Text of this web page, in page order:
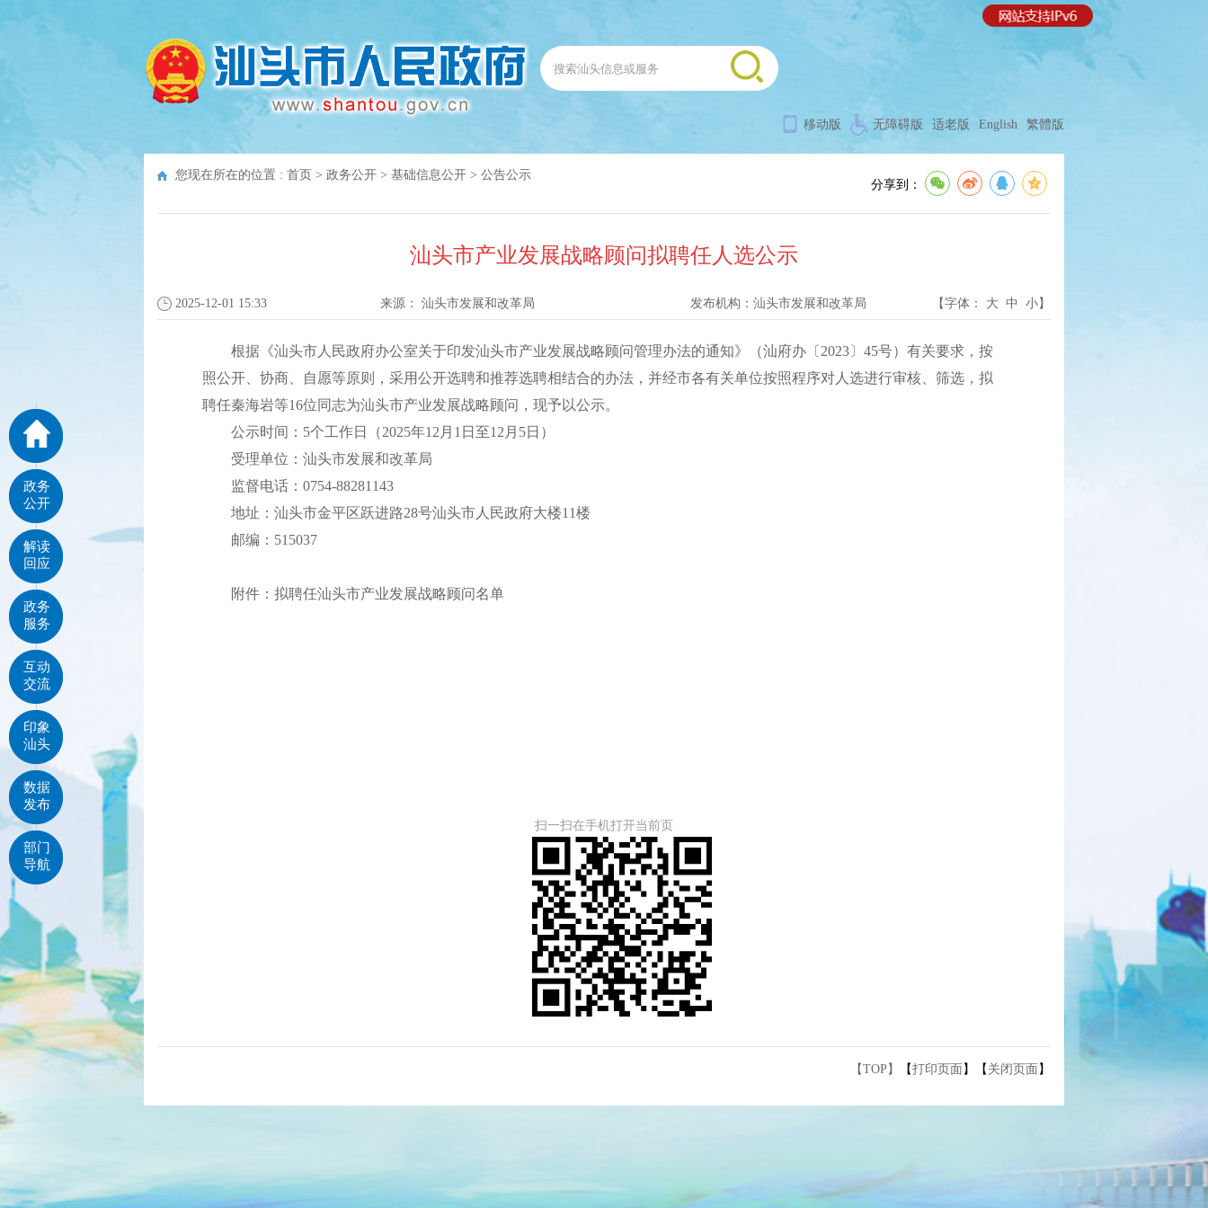
移动版 无障碍版 适老版 English 繁體版
您现在所在的位置 : 首页 > 政务公开 > 基础信息公开 > 公告公示
分享到：
汕头市产业发展战略顾问拟聘任人选公示
2025-12-01 15:33 来源： 汕头市发展和改革局 发布机构： 汕头市发展和改革局 【字体： 大 中 小】
根据《汕头市人民政府办公室关于印发汕头市产业发展战略顾问管理办法的通知》（汕府办〔2023〕45号）有关要求，按
照公开、协商、自愿等原则，采用公开选聘和推荐选聘相结合的办法，并经市各有关单位按照程序对人选进行审核、筛选，拟
聘任秦海岩等16位同志为汕头市产业发展战略顾问，现予以公示。
公示时间：5个工作日（2025年12月1日至12月5日）
受理单位：汕头市发展和改革局
监督电话：0754-88281143
地址：汕头市金平区跃进路28号汕头市人民政府大楼11楼
邮编：515037
附件：拟聘任汕头市产业发展战略顾问名单
扫一扫在手机打开当前页
【TOP】 【打印页面 】【 关闭页面 】
政务
公开
解读
回应
政务
服务
互动
交流
印象
汕头
数据
发布
部门
导航